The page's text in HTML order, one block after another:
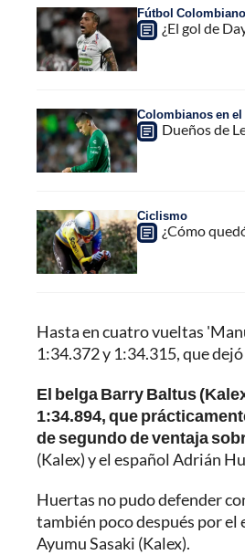
Fútbol Colombiano
¿El gol de
Colombianos en
Dueños de
Ciclismo
¿Cómo
Hasta en cuatro vueltas
1:34.372 y 1:34.315, que
El belga Barry Baltus
1:34.894, que
de segundo de ventaja
(Kalex) y el español Adrián
Huertas no pudo defender
también poco después por el
Ayumu Sasaki (Kalex).